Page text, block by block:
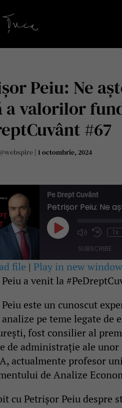
Peiu: Ne
a valorilor
#67
| 1 octombrie, 2024
Pe Drept Cuvânt
Play
Episode
Mute/Unmute
Rewind
1x
SUBSCRIBE
file | Play in new window
a venit la
este un cunoscut
pe teme legate
fost consilier al
de administrație ale
actualmente profesor
de Analize
cu Petrișor Peiu despre